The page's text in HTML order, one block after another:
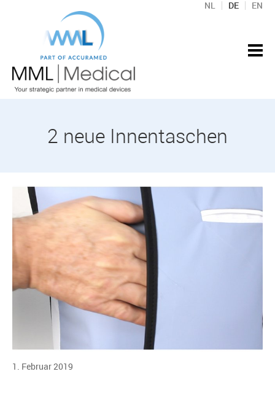
NL DE EN
2 neue Innentaschen
1. Februar 2019